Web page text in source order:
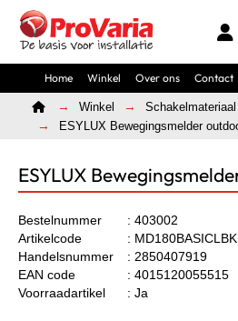
Home Winkel Over ons Contact
Home Winkel
Schakelmateriaal
ESYLUX Bewegingsmelder
ESYLUX
Bestelnummer
: 403002
Artikelcode
: MD180BASICLBK
Handelsnummer
: 2850407919
EAN code
: 4015120055515
Voorraadartikel
: Ja